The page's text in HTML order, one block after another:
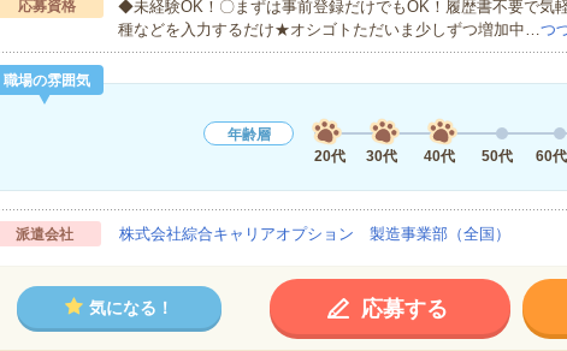
応募資格
◆未経験OK！〇まずは事前登録だけでもOK！履歴書不要で気
種などを入力するだけ★オシゴトただいま少しずつ増加中…つ
職場の雰囲気
年齢層
20代
30代 40代 50代 60代
派遣会社 株式会社綜合キャリアオプション 製造事業部（全国）
気になる！ 応募する